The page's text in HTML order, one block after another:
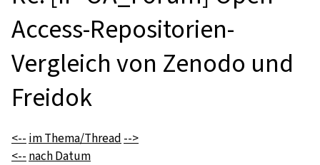
Access-Repositorien-
Vergleich von Zenodo und
Freidok
<-- im Thema/Thread -->
<-- nach Datum